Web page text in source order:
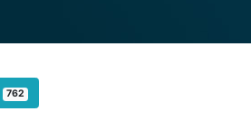
762